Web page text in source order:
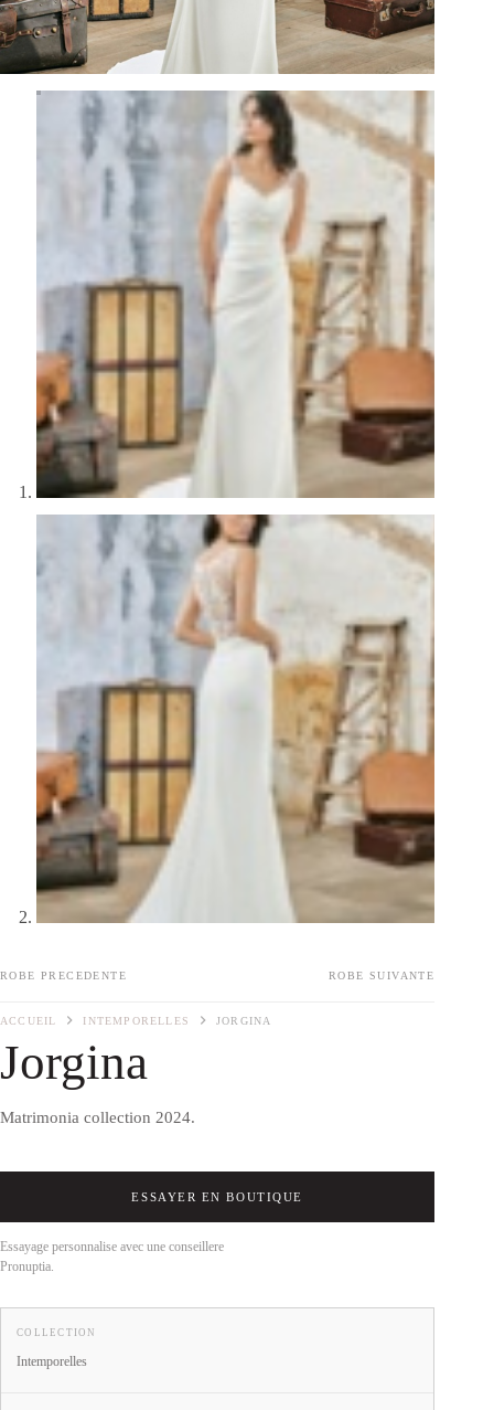
ROBE PRECEDENTE ROBE SUIVANTE
ACCUEIL INTEMPORELLES JORGINA
Jorgina
Matrimonia collection 2024.
ESSAYER EN BOUTIQUE
Essayage personnalise avec une conseillere
Pronuptia.
COLLECTION
Intemporelles